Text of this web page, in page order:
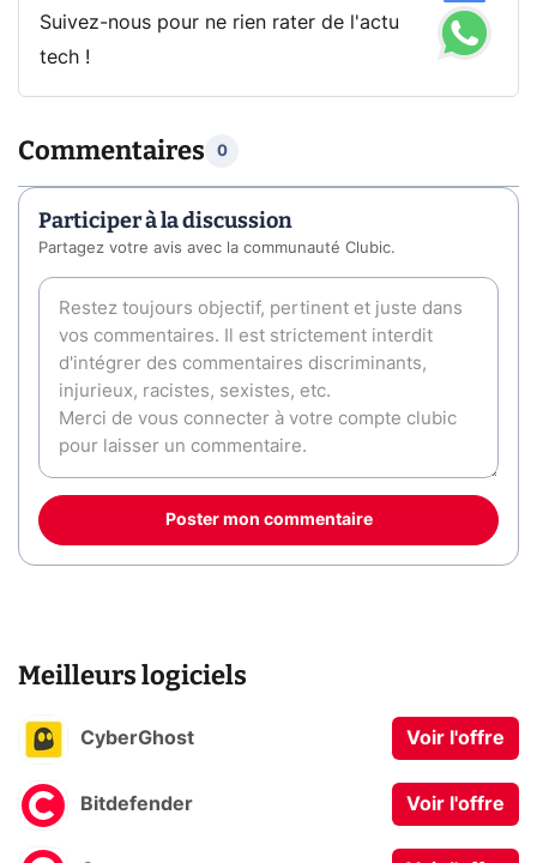
Suivez-nous pour ne rien rater de l'actu
tech !
Commentaires 0
Participer à la discussion
Partagez votre avis avec la communauté Clubic.
Poster mon commentaire
Meilleurs logiciels
CyberGhost Voir l'offre
Bitdefender Voir l'offre